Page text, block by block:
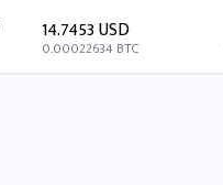
14.7453 USD
0.00022634 BTC